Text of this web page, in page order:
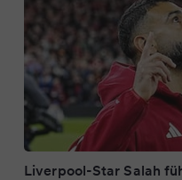
Liverpool-Star Salah